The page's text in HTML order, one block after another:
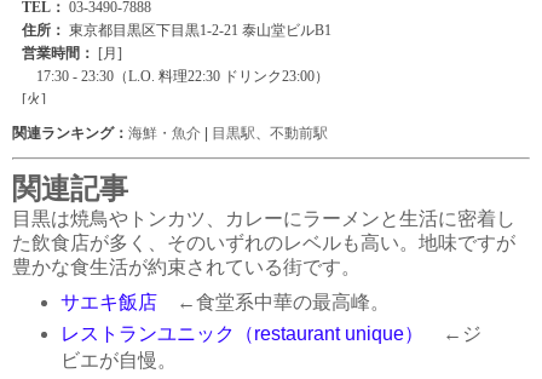
関連ランキング： 海鮮・魚介 | 目黒駅 不動前駅
関連記事
目黒は焼鳥やトンカツ、カレーにラーメンと生活に密着し
た飲食店が多く、そのいずれのレベルも高い。地味ですが
豊かな食生活が約束されている街です。
サエキ飯店←食堂系中華の最高峰。
レストランユニック（restaurant unique）
←ジ
ビエが自慢。